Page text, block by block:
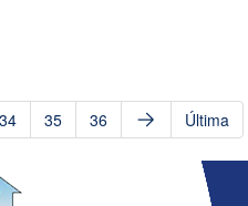
34 35 36 Última